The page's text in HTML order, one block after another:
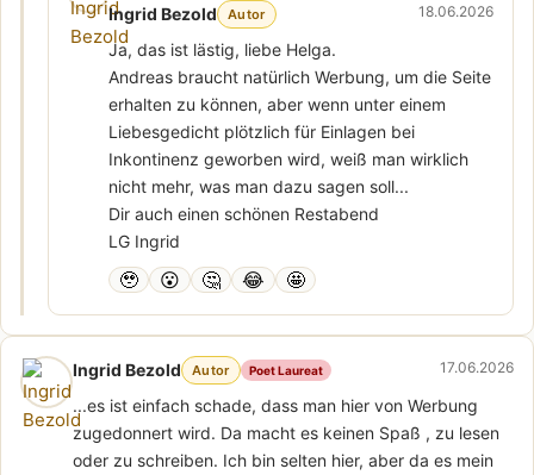
Ingrid Bezold Autor 18.06.2026
Ja, das ist lästig, liebe Helga.
Andreas braucht natürlich Werbung, um die Seite
erhalten zu können, aber wenn unter einem
Liebesgedicht plötzlich für Einlagen bei
Inkontinenz geworben wird, weiß man wirklich
nicht mehr, was man dazu sagen soll...
Dir auch einen schönen Restabend
LG Ingrid
🥹 😮 🤔 😂 🤩
Ingrid Bezold Autor Poet Laureat 17.06.2026
...es ist einfach schade, dass man hier von Werbung
zugedonnert wird. Da macht es keinen Spaß , zu lesen
oder zu schreiben. Ich bin selten hier, aber da es mein